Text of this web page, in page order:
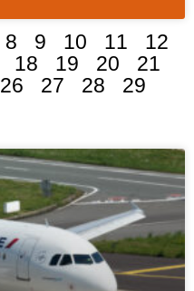
8 9 10 11
12
18 19 20
21
26 27 28 29